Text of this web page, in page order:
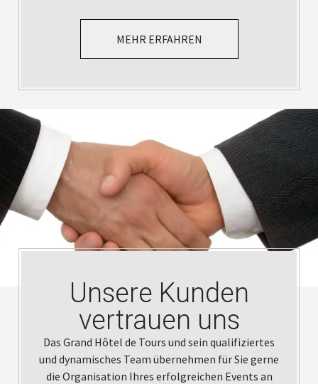
MEHR ERFAHREN
Unsere Kunden
vertrauen uns
Das Grand Hôtel de Tours und sein qualifiziertes
und dynamisches Team übernehmen für Sie gerne
die Organisation Ihres erfolgreichen Events an